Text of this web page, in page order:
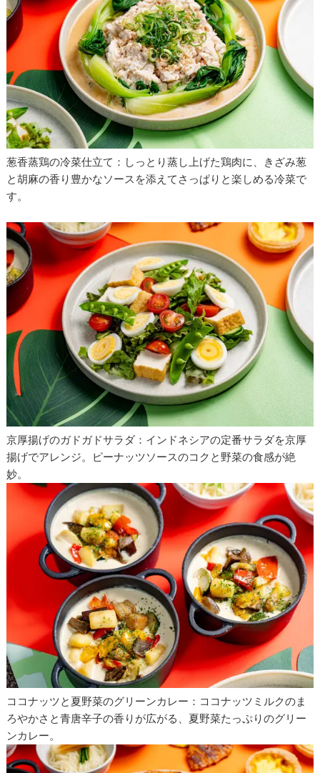
葱香蒸鶏の冷菜仕立て：しっとり蒸し上げた鶏肉に、きざみ葱
と胡麻の香り豊かなソースを添えてさっぱりと楽しめる冷菜で
す。
京厚揚げのガドガドサラダ：インドネシアの定番サラダを京厚
揚げでアレンジ。ピーナッツソースのコクと野菜の食感が絶
妙。
ココナッツと夏野菜のグリーンカレー：ココナッツミルクのま
ろやかさと青唐辛子の香りが広がる、夏野菜たっぷりのグリー
ンカレー。